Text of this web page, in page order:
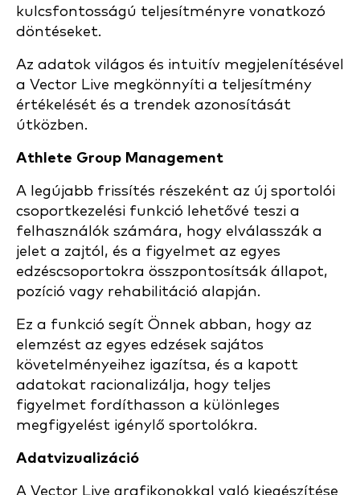
kulcsfontosságú teljesítményre vonatkozó
döntéseket.
Az adatok világos és intuitív megjelenítésével
a Vector Live megkönnyíti a teljesítmény
értékelését és a trendek azonosítását
útközben.
Athlete Group Management
A legújabb frissítés részeként az új sportolói
csoportkezelési funkció lehetővé teszi a
felhasználók számára, hogy elválasszák a
jelet a zajtól, és a figyelmet az egyes
edzéscsoportokra összpontosítsák állapot,
pozíció vagy rehabilitáció alapján.
Ez a funkció segít Önnek abban, hogy az
elemzést az egyes edzések sajátos
követelményeihez igazítsa, és a kapott
adatokat racionalizálja, hogy teljes
figyelmet fordíthasson a különleges
megfigyelést igénylő sportolókra.
Adatvizualizáció
A Vector Live grafikonokkal való kiegészítése